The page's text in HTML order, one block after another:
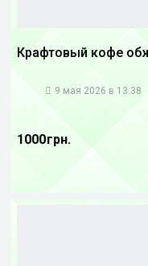
9 мая 2026 в 13:38
1000 грн.